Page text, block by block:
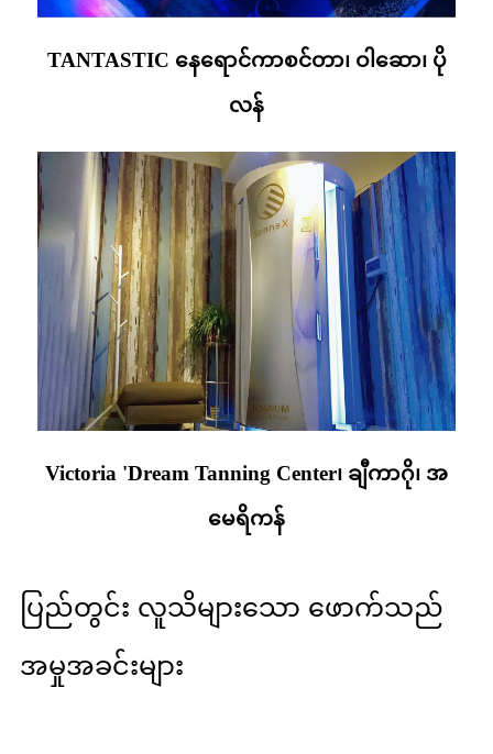
TANTASTIC နေရောင်ကာစင်တာ၊ ဝါဆော၊ ပို
လန်
Victoria 'Dream Tanning Center၊ ချီကာဂို၊ အ
မေရိကန်
ပြည်တွင်း လူသိများသော ဖောက်သည်
အမှုအခင်းများ